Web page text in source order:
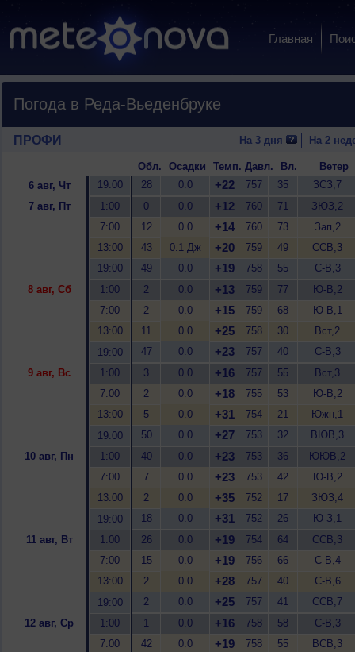
Главная
Погода в Реда-Вьеденбруке
ПРОФИ На 3 дня На 2
Обл. Осадки Темп. Давл. Вл.
Ветер
6 авг, Чт
19:00 28 0.0 +22 757 35
ЗСЗ,7
7 авг, Пт
1:00 0 0.0 +12 760 71
ЗЮЗ,2
7:00
12 0.0 +14 760 73
Зап,2
13:00
43 0.1 Дж +20 759 49
ССВ,3
19:00
49 0.0 +19 758 55
С-В,3
8 авг, Сб
1:00 2 0.0 +13 759 77
Ю-В,2
7:00
2 0.0 +15 759 68
Ю-В,1
13:00
11 0.0 +25 758 30
Вст,2
19:00
47 0.0 +23 757 40
С-В,3
9 авг, Вс
1:00 3 0.0 +16 757 55
Вст,3
7:00
2 0.0 +18 755 53
Ю-В,2
13:00
5 0.0 +31 754 21
Южн,1
19:00
50 0.0 +27 753 32
ВЮВ,3
10 авг, Пн
1:00 40 0.0 +23 753 36
ЮЮВ,2
7:00
7 0.0 +23 753 42
Ю-В,2
13:00
2 0.0 +35 752 17
ЗЮЗ,4
19:00
18 0.0 +31 752 26
Ю-З,1
11 авг, Вт
1:00 26 0.0 +19 754 64
ССВ,3
7:00
15 0.0 +19 756 66
С-В,4
13:00
2 0.0 +28 757 40
С-В,6
19:00
2 0.0 +25 757 41
ССВ,7
12 авг, Ср
1:00 1 0.0 +16 758 58
С-В,3
7:00
42 0.0 +19 758 55 ВСВ,3